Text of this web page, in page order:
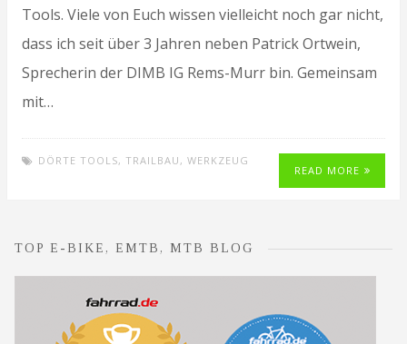
Tools. Viele von Euch wissen vielleicht noch gar nicht,
dass ich seit über 3 Jahren neben Patrick Ortwein,
Sprecherin der DIMB IG Rems-Murr bin. Gemeinsam
mit…
DÖRTE TOOLS, TRAILBAU , WERKZEUG
READ MORE
TOP E-BIKE, EMTB, MTB BLOG